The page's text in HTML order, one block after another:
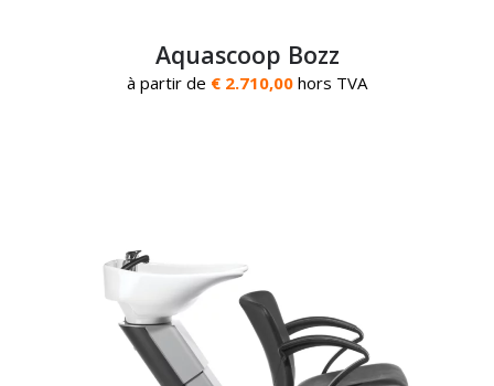
Aquascoop Bozz
à partir de € 2.710,00 hors TVA